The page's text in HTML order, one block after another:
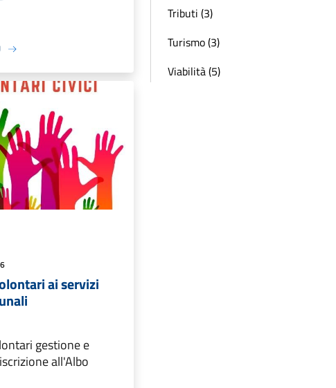
ai servizi
gestione e
all'Albo
Tributi (3)
Turismo (3)
Viabilità (5)